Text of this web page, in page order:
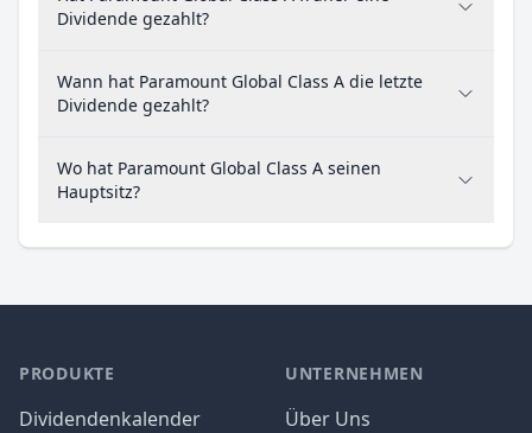
Dividende gezahlt?
Wann hat Paramount Global Class A die letzte
Dividende gezahlt?
Wo hat Paramount Global Class A seinen
Hauptsitz?
PRODUKTE
Dividendenkalender
UNTERNEHMEN
Über Uns